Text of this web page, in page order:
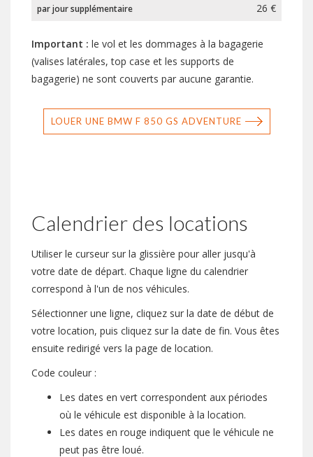
par jour supplémentaire 26 €
Important : le vol et les dommages à la bagagerie
(valises latérales, top case et les supports de
bagagerie) ne sont couverts par aucune garantie.
LOUER UNE BMW F 850 GS ADVENTURE
Calendrier des locations
Utiliser le curseur sur la glissière pour aller jusqu'à
votre date de départ. Chaque ligne du calendrier
correspond à l'un de nos véhicules.
Sélectionner une ligne, cliquez sur la date de début de
votre location, puis cliquez sur la date de fin. Vous êtes
ensuite redirigé vers la page de location.
Code couleur :
Les dates en vert correspondent aux périodes
où le véhicule est disponible à la location.
Les dates en rouge indiquent que le véhicule ne
peut pas être loué.